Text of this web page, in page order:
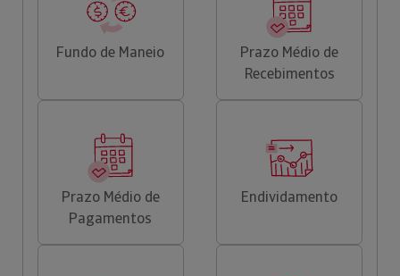
Fundo de Maneio
Prazo Médio de
Recebimentos
Prazo Médio de
Pagamentos
Endividamento